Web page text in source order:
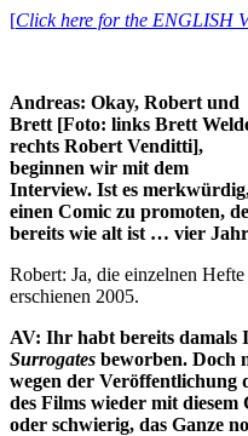
[Click here for the ENGLISH
Andreas: Okay, Robert und
Brett [Foto: links Brett
rechts Robert Venditti],
beginnen wir mit dem
Interview. Ist es
einen Comic zu promoten,
bereits wie alt ist … vier
Robert: Ja, die einzelnen Hefte
erschienen 2005.
AV: Ihr habt bereits damals
Surrogates beworben. Doch
wegen der Veröffentlichung
des Films wieder mit diesem
oder schwierig, das Ganze